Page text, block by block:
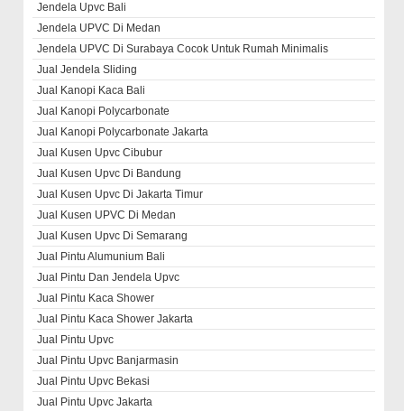
Jendela Upvc Bali
Jendela UPVC Di Medan
Jendela UPVC Di Surabaya Cocok Untuk Rumah Minimalis
Jual Jendela Sliding
Jual Kanopi Kaca Bali
Jual Kanopi Polycarbonate
Jual Kanopi Polycarbonate Jakarta
Jual Kusen Upvc Cibubur
Jual Kusen Upvc Di Bandung
Jual Kusen Upvc Di Jakarta Timur
Jual Kusen UPVC Di Medan
Jual Kusen Upvc Di Semarang
Jual Pintu Alumunium Bali
Jual Pintu Dan Jendela Upvc
Jual Pintu Kaca Shower
Jual Pintu Kaca Shower Jakarta
Jual Pintu Upvc
Jual Pintu Upvc Banjarmasin
Jual Pintu Upvc Bekasi
Jual Pintu Upvc Jakarta